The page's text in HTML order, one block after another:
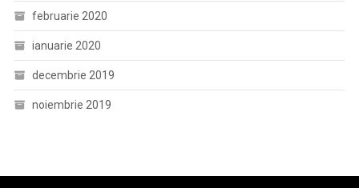
februarie 2020
ianuarie 2020
decembrie 2019
noiembrie 2019